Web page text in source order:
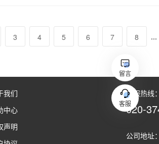
3 4 5 6 7 8 ...
留言
客服
我们
中心
声明
客服热线
020-
公司地址